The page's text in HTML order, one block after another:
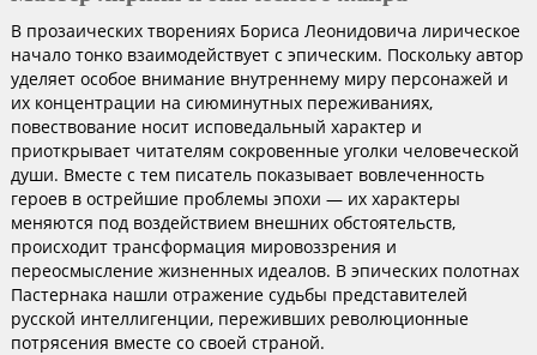
В прозаических творениях Бориса Леонидовича лирическое
начало тонко взаимодействует с эпическим. Поскольку автор
уделяет особое внимание внутреннему миру персонажей и
их концентрации на сиюминутных переживаниях,
повествование носит исповедальный характер и
приоткрывает читателям сокровенные уголки человеческой
души. Вместе с тем писатель показывает вовлеченность
героев в острейшие проблемы эпохи — их характеры
меняются под воздействием внешних обстоятельств,
происходит трансформация мировоззрения и
переосмысление жизненных идеалов. В эпических полотнах
Пастернака нашли отражение судьбы представителей
русской интеллигенции, переживших революционные
потрясения вместе со своей страной.